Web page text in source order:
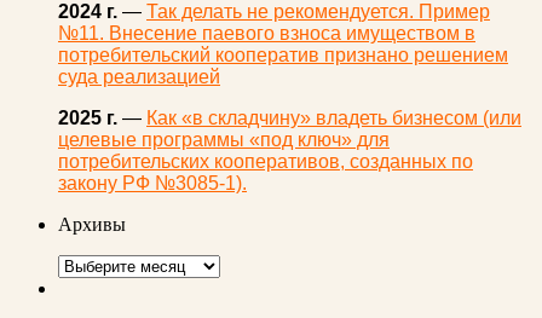
2024 г. — Так делать не рекомендуется. Пример
№11. Внесение паевого взноса имуществом в
потребительский кооператив признано решением
суда реализацией
2025 г. — Как «в складчину» владеть бизнесом (или
целевые программы «под ключ» для
потребительских кооперативов, созданных по
закону РФ №3085-1).
Архивы
Архивы